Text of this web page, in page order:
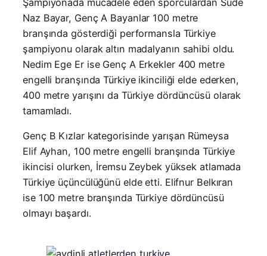
Naz Bayar, Genç A Bayanlar 100 metre
branşında gösterdiği performansla Türkiye
şampiyonu olarak altın madalyanın sahibi oldu.
Nedim Ege Er ise Genç A Erkekler 400 metre
engelli branşında Türkiye ikinciliği elde ederken,
400 metre yarışını da Türkiye dördüncüsü olarak
tamamladı.
Genç B Kızlar kategorisinde yarışan Rümeysa
Elif Ayhan, 100 metre engelli branşında Türkiye
ikincisi olurken, İremsu Zeybek yüksek atlamada
Türkiye üçüncülüğünü elde etti. Elifnur Belkıran
ise 100 metre branşında Türkiye dördüncüsü
olmayı başardı.